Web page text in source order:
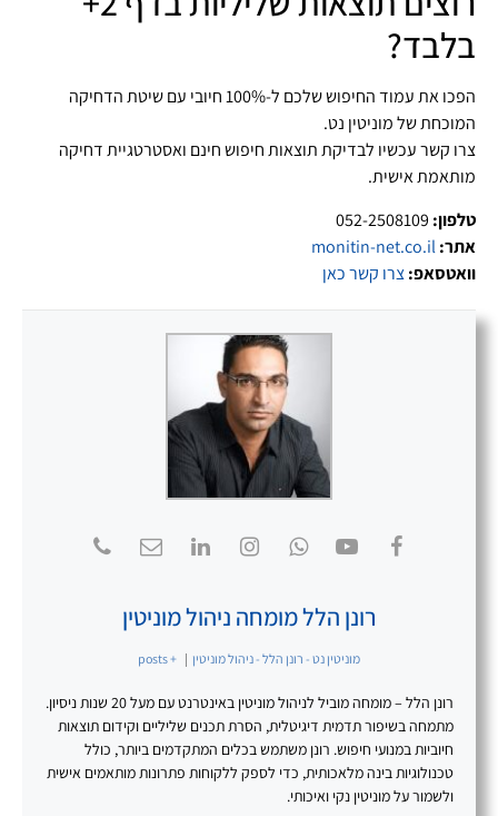
בלבד?
הפכו את עמוד החיפוש שלכם ל-100% חיובי עם שיטת הדחיקה
המוכחת של מוניטין נט.
צרו קשר עכשיו לבדיקת תוצאות חיפוש חינם ואסטרטגיית דחיקה
מותאמת אישית.
טלפון:
אתר:monitin-net.co.il
וואטסאפ:צרו קשר כאן
רונן הלל מומחה ניהול מוניטין
מוניטין נט - רונן הלל - ניהול מוניטין |
+ posts
רונן הלל – מומחה מוביל לניהול מוניטין באינטרנט עם מעל 20 שנות ניסיון.
מתמחה בשיפור תדמית דיגיטלית, הסרת תכנים שליליים וקידום תוצאות
חיוביות במנועי חיפוש. רונן משתמש בכלים המתקדמים ביותר, כולל
טכנולוגיות בינה מלאכותית, כדי לספק ללקוחות פתרונות מותאמים אישית
ולשמור על מוניטין נקי ואיכותי.